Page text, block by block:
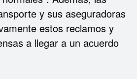
y sus aseguradoras
estos reclamos y
a llegar a un acuerdo